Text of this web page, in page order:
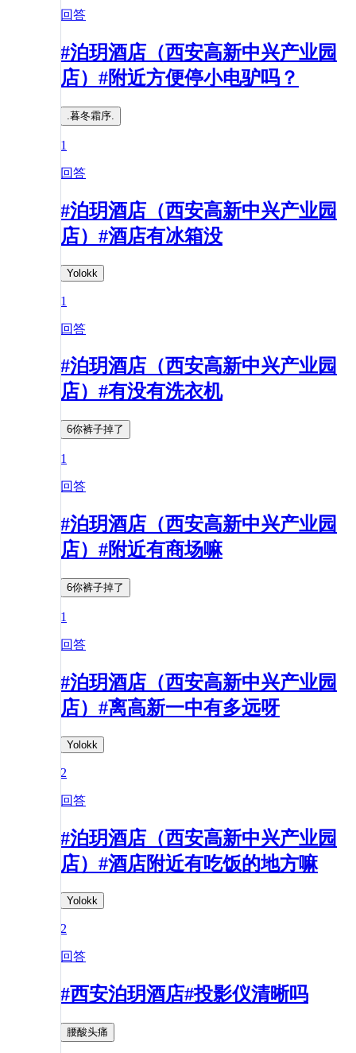
回答
#泊玥酒店（西安高新中兴产业园
店）#附近方便停小电驴吗？
.暮冬霜序.
1
回答
#泊玥酒店（西安高新中兴产业园
店）#酒店有冰箱没
Yolokk
1
回答
#泊玥酒店（西安高新中兴产业园
店）#有没有洗衣机
6你裤子掉了
1
回答
#泊玥酒店（西安高新中兴产业园
店）#附近有商场嘛
6你裤子掉了
1
回答
#泊玥酒店（西安高新中兴产业园
店）#离高新一中有多远呀
Yolokk
2
回答
#泊玥酒店（西安高新中兴产业园
店）#酒店附近有吃饭的地方嘛
Yolokk
2
回答
#西安泊玥酒店#投影仪清晰吗
腰酸头痛